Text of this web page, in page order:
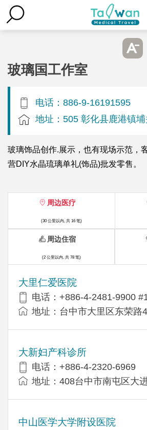
玻璃国工作室
电话：886-9-16191595
地址：505 彰化县鹿港镇
玻璃饰品创作.展示，也有现场示范，
营DIY水晶琉璃单礼(饰品)批发零售。
周边医疗
(30 公里以内, 共 16 笔)
大里仁爱医院
电话：+886-4-2481-9900
地址：台中市大里区东荣路
大新妇产科诊所
电话：+886-4-2320-6969
地址：408台中市南屯区大
中山医学大学附设医院
周边住宿
(2 公里以内, 共 78 笔)